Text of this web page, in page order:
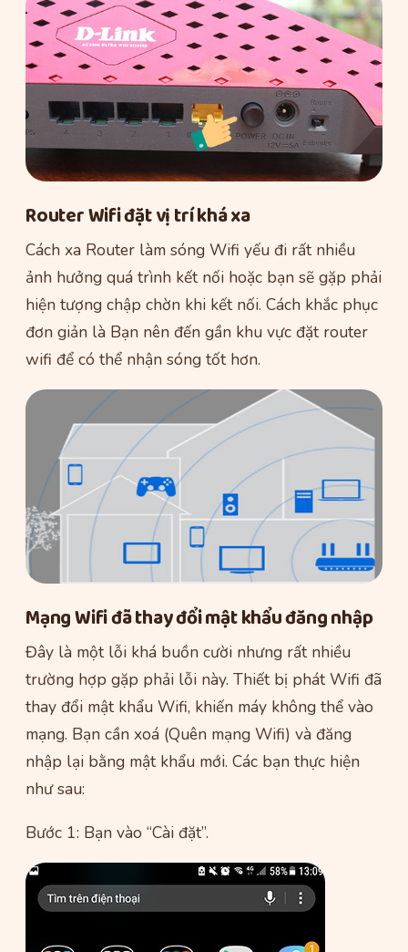
Router Wifi đặt vị trí khá xa
Cách xa Router làm sóng Wifi yếu đi rất nhiều
ảnh hưởng quá trình kết nối hoặc bạn sẽ gặp phải
hiện tượng chập chờn khi kết nối. Cách khắc phục
đơn giản là Bạn nên đến gần khu vực đặt router
wifi để có thể nhận sóng tốt hơn.
Mạng Wifi đã thay đổi mật khẩu đăng nhập
Đây là một lỗi khá buồn cười nhưng rất nhiều
trường hợp gặp phải lỗi này. Thiết bị phát Wifi đã
thay đổi mật khẩu Wifi, khiến máy không thể vào
mạng. Bạn cần xoá (Quên mạng Wifi) và đăng
nhập lại bằng mật khẩu mới. Các bạn thực hiện
như sau:
Bước 1: Bạn vào “Cài đặt”.